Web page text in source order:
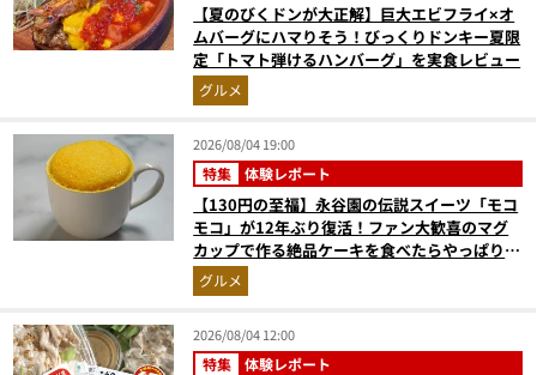
【夏のびくドンが大正解】巨大エビフライ×オ
ムバーグにハマりそう！びっくりドンキー夏限
定「トマト弾けるハンバーグ」を実食レビュー
グルメ
2026/08/04 19:00
特集 体験レポート
【130円の至福】永谷園の伝説スイーツ「モコ
モコ」が12年ぶり復活！ファン大歓喜のマグ
カップで作る絶品ケーキを食べたらやっぱり最
高にウマかった
グルメ
2026/08/04 12:00
特集 体験レポート